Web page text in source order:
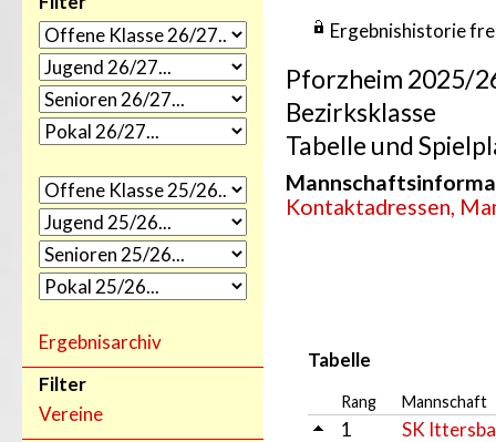
Ergebnisarchiv
Filter
Vereine
Ergebnishistorie
Pforzheim 2025/
Bezirksklasse
Tabelle und
Kontaktadressen,
Tabelle
Rang Mannschaft
1
SK